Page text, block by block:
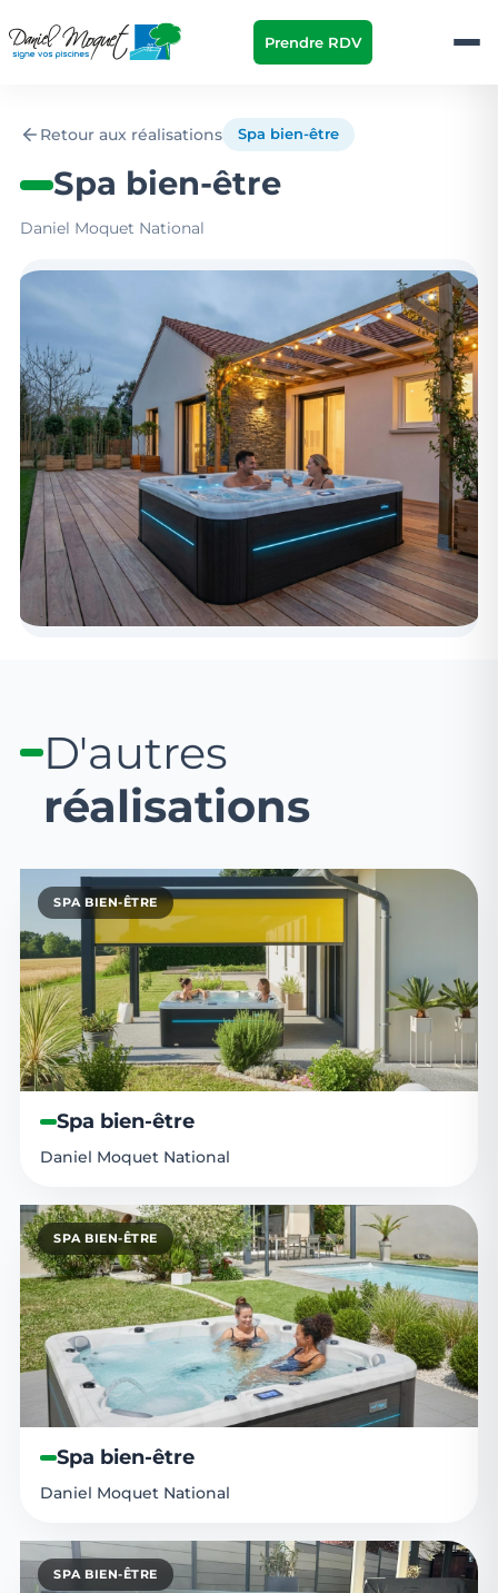
Prendre RDV
Retour aux réalisations Spa bien-être
Spa bien-être
Daniel Moquet National
D'autres
réalisations
SPA BIEN-ÊTRE
Spa bien-être
Daniel Moquet National
SPA BIEN-ÊTRE
Spa bien-être
Daniel Moquet National
SPA BIEN-ÊTRE